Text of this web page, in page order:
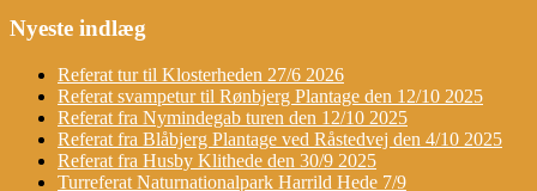
Nyeste indlæg
Referat tur til Klosterheden 27/6 2026
Referat svampetur til Rønbjerg Plantage den 12/10 2025
Referat fra Nymindegab turen den 12/10 2025
Referat fra Blåbjerg Plantage ved Råstedvej den 4/10 2025
Referat fra Husby Klithede den 30/9 2025
Turreferat Naturnationalpark Harrild Hede 7/9